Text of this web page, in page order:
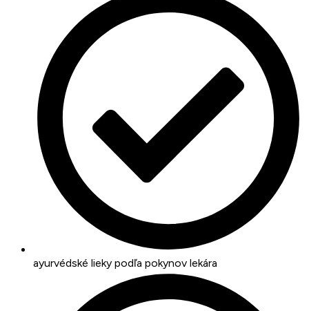
ayurvédské lieky podľa pokynov lekára